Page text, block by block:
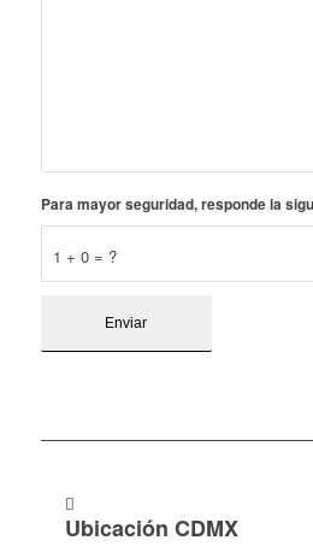
1 + 0 = ?
Para mayor seguridad, responde la
Ubicación CDMX